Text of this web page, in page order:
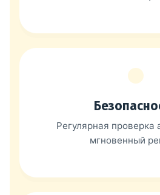
Регулярная проверка
мгновенный